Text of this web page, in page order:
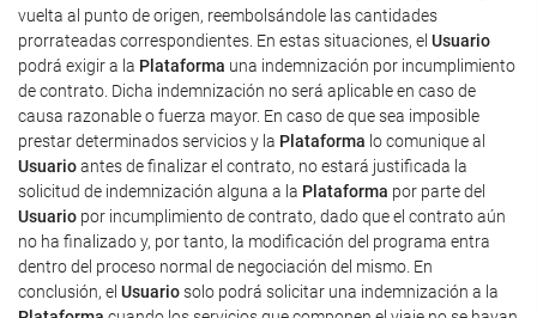
vuelta al punto de origen, reembolsándole las cantidades
prorrateadas correspondientes. En estas situaciones, el Usuario
podrá exigir a la Plataforma una indemnización por incumplimiento
de contrato. Dicha indemnización no será aplicable en caso de
causa razonable o fuerza mayor. En caso de que sea imposible
prestar determinados servicios y la Plataforma lo comunique al
Usuarioantes de finalizar el contrato, no estará justificada la
solicitud de indemnización alguna a la Plataforma por parte del
Usuario por incumplimiento de contrato, dado que el contrato aún
no ha finalizado y, por tanto, la modificación del programa entra
dentro del proceso normal de negociación del mismo. En
conclusión, el Usuariosolo podrá solicitar una indemnización a la